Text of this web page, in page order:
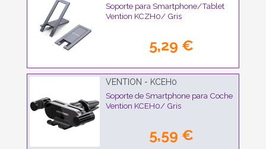
Soporte para Smartphone/Tablet
Vention KCZH0/ Gris
5,29 €
VENTION - KCEH0
Soporte de Smartphone para Coche
Vention KCEH0/ Gris
5,59 €